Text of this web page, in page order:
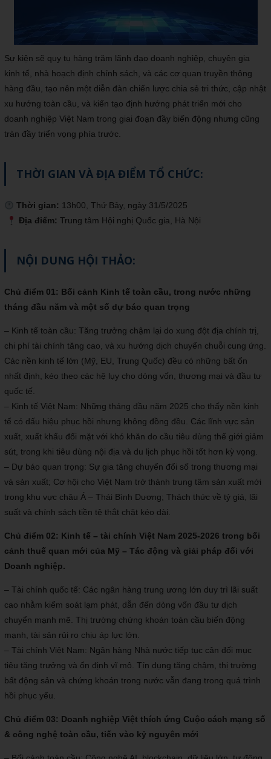
Sự kiện sẽ quy tụ hàng trăm lãnh đạo doanh nghiệp, chuyên gia
kinh tế, nhà hoạch định chính sách, và các cơ quan truyền thông
hàng đầu, tạo nên một diễn đàn chiến lược chia sẻ tri thức, cập nhật
xu hướng toàn cầu, và kiến tạo định hướng phát triển mới cho
doanh nghiệp Việt Nam trong giai đoạn đầy biến động nhưng cũng
tràn đầy triển vọng phía trước.
THỜI GIAN VÀ ĐỊA ĐIỂM TỔ CHỨC:
Thời gian: 13h00, Thứ Bảy, ngày 31/5/2025
Địa điểm:Trung tâm Hội nghị Quốc gia, Hà Nội
NỘI DUNG HỘI THẢO:
Chủ điểm 01: Bối cảnh Kinh tế toàn cầu, trong nước những
tháng đầu năm và một số dự báo quan trọng
– Kinh tế toàn cầu: Tăng trưởng chậm lại do xung đột địa chính trị,
chi phí tài chính tăng cao, và xu hướng dịch chuyển chuỗi cung ứng.
Các nền kinh tế lớn (Mỹ, EU, Trung Quốc) đều có những bất ổn
nhất định, kéo theo các hệ lụy cho dòng vốn, thương mại và đầu tư
quốc tế.
– Kinh tế Việt Nam: Những tháng đầu năm 2025 cho thấy nền kinh
tế có dấu hiệu phục hồi nhưng không đồng đều. Các lĩnh vực sản
xuất, xuất khẩu đối mặt với khó khăn do cầu tiêu dùng thế giới giảm
sút, trong khi tiêu dùng nội địa và du lịch phục hồi tốt hơn kỳ vọng.
– Dự báo quan trọng: Sự gia tăng chuyển đổi số trong thương mại
và sản xuất; Cơ hội cho Việt Nam trở thành trung tâm sản xuất mới
trong khu vực châu Á – Thái Bình Dương; Thách thức về tỷ giá, lãi
suất và chính sách tiền tệ thắt chặt kéo dài.
Chủ điểm 02: Kinh tế – tài chính Việt Nam 2025-2026 trong bối
cảnh thuế quan mới của Mỹ – Tác động và giải pháp đối với
Doanh nghiệp.
– Tài chính quốc tế: Các ngân hàng trung ương lớn duy trì lãi suất
cao nhằm kiểm soát lạm phát, dẫn đến dòng vốn đầu tư dịch
chuyển mạnh mẽ. Thị trường chứng khoán toàn cầu biến động
mạnh, tài sản rủi ro chịu áp lực lớn.
– Tài chính Việt Nam: Ngân hàng Nhà nước tiếp tục cân đối mục
tiêu tăng trưởng và ổn định vĩ mô. Tín dụng tăng chậm, thị trường
bất động sản và chứng khoán trong nước vẫn đang trong quá trình
hồi phục yếu.
Chủ điểm 03: Doanh nghiệp Việt thích ứng Cuộc cách mạng số
& công nghệ toàn cầu, tiến vào kỷ nguyên mới